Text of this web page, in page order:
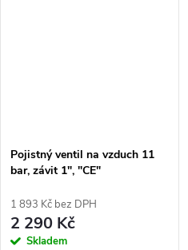
Pojistný ventil na vzduch 11
bar, závit 1", "CE"
1 893 Kč bez DPH
2 290 Kč
Skladem